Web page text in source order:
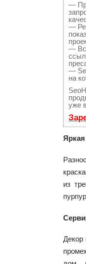
—
—
—
—
на
уже
из
C
Декор